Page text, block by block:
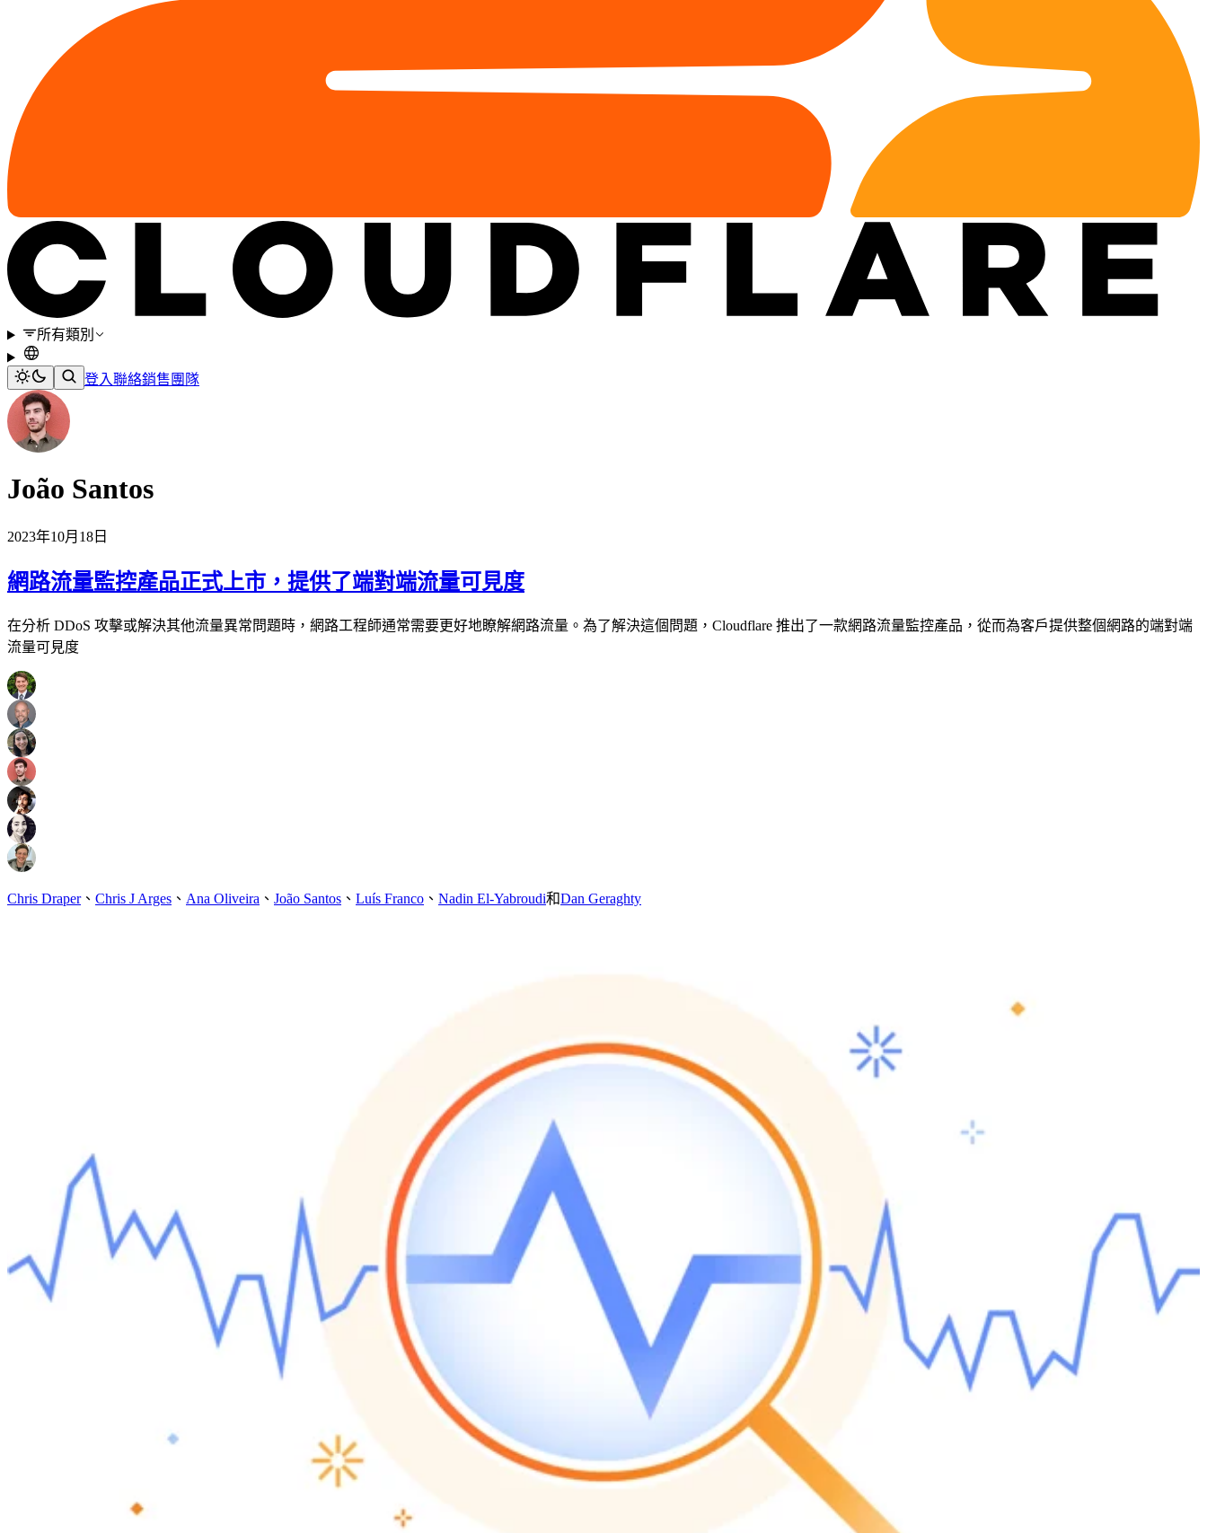
所有類別
登入聯絡銷售團隊
João Santos
2023年10月18日
網路流量監控產品正式上市，提供了端對端流量可見度
在分析 DDoS 攻擊或解決其他流量異常問題時，網路工程師通常需要更好地瞭解網路流量。為了解決這個問題，Cloudflare 推出了一款網路流量監控產品，從而為客戶提供整個網路的端對端
流量可見度
Chris Draper、 Chris J Arges 、 Ana Oliveira 、 João Santos 、 Luís Franco 、 Nadin El-Yabroudi和Dan Geraghty